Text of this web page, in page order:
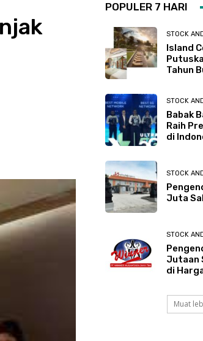
POPULER 7 HARI
STOCK
Island
Tahun
STOCK
Babak
Raih
di
STOCK
Juta
STOCK
Jutaan
di
Muat